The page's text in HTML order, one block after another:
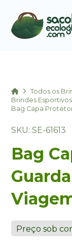
HomeTodos os
Brindes
Bag Capa
SKU: SE-61613
Bag
Preço sob